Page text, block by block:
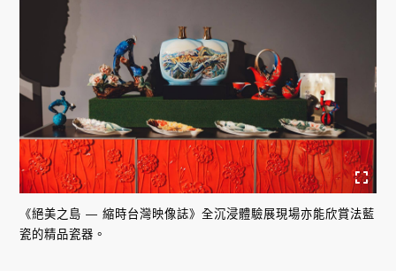
《絕美之島 — 縮時台灣映像誌》全沉浸體驗展現場亦能欣賞法藍
瓷的精品瓷器。